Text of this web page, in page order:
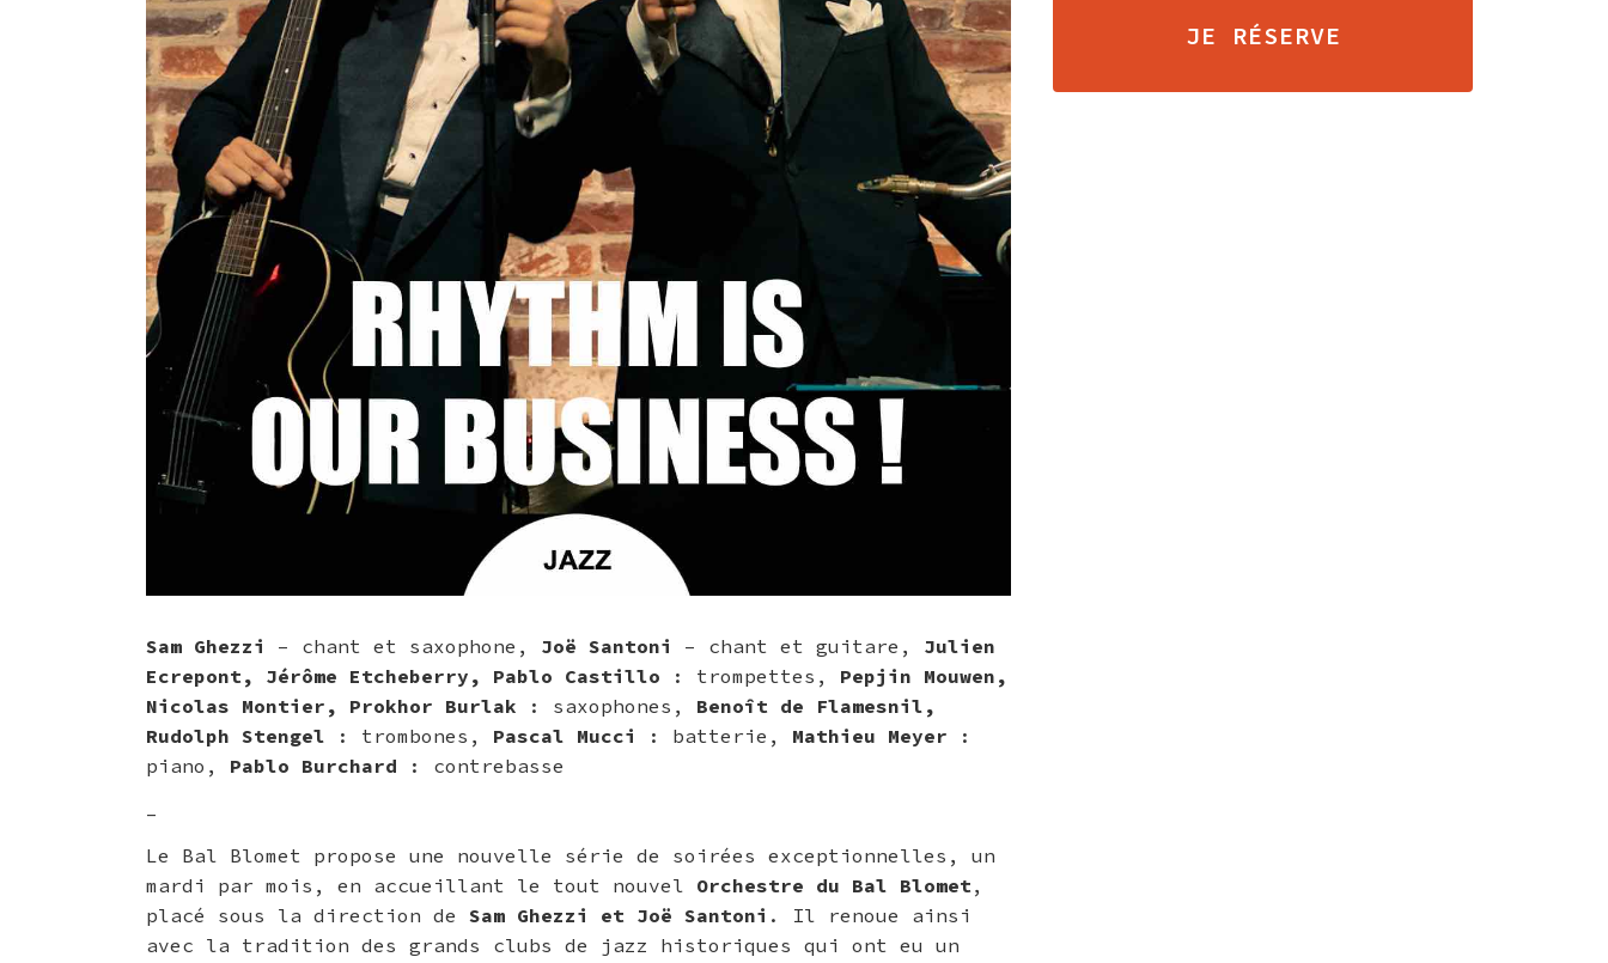
Sam Ghezzi – chant et saxophone, Joë Santoni – chant et guitare, Julien
Ecrepont, Jérôme Etcheberry, Pablo Castillo : trompettes, Pepjin Mouwen,
Nicolas Montier, Prokhor Burlak : saxophones, Benoît de Flamesnil,
Rudolph Stengel : trombones, Pascal Mucci : batterie, Mathieu Meyer :
piano, Pablo Burchard : contrebasse
–
Le Bal Blomet propose une nouvelle série de soirées exceptionnelles, un
mardi par mois, en accueillant le tout nouvel Orchestre du Bal Blomet,
placé sous la direction de Sam Ghezzi et Joë Santoni . Il renoue ainsi
avec la tradition des grands clubs de jazz historiques qui ont eu un
JE RÉSERVE